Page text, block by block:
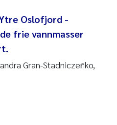
Oslofjord -
frie vannmasser
Gran-Stadniczeñko,